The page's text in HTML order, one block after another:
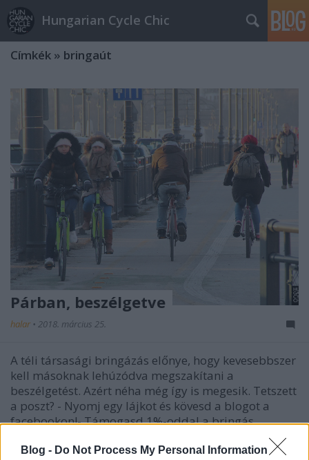
Blog - Do Not Process My Personal Information
Hungarian Cycle Chic
Címkék » bringaút
Párban, beszélgetve
halar • 2018. március 25.
A téli társasági bringázás előnye, hogy kevesebbszer
kell másoknak lehúzódva megszakítani a
beszélgetést. Azért néha még így is megesik. Tetszett
a poszt? - Nyomj egy lájkot és kövesd a blogot a
facebookon!- Támogasd 1%-oddal a bringás
Kerékpárosklubot! Részletek itt.-…